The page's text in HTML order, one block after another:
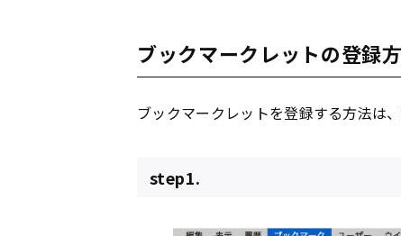
ブックマークレットの登録
ブックマークレットを登録する方法は、
step1.